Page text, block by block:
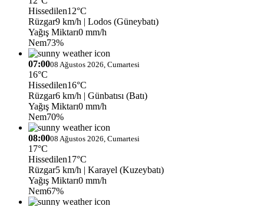
Hissedilen12°C
Rüzgar9 km/h | Lodos (Güneybatı)
Yağış Miktarı0 mm/h
Nem73%
07:0008 Ağustos 2026, Cumartesi
16°C
Hissedilen16°C
Rüzgar6 km/h | Günbatısı (Batı)
Yağış Miktarı0 mm/h
Nem70%
08:0008 Ağustos 2026, Cumartesi
17°C
Hissedilen17°C
Rüzgar5 km/h | Karayel (Kuzeybatı)
Yağış Miktarı0 mm/h
Nem67%